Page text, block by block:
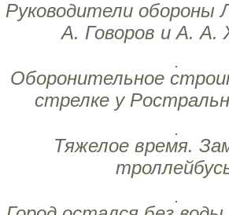
Руководители обороны
А. Говоров и А. А.
Оборонительное
стрелке у
Тяжелое время.